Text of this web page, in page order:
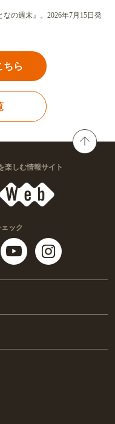
の週末』。2026年7月15日発
ちら
楽しむ情報サイト
ック